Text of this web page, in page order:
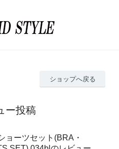
ショップへ戻る
ー投稿
ョーツセット(BRA・